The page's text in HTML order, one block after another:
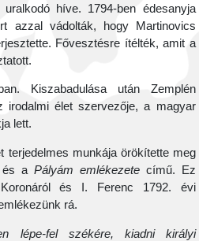
híve. 1794-ben édesanyja
azzal vádolták, hogy Martinovics
Fővesztésre ítélték, amit a
Kiszabadulása után Zemplén
irodalmi élet szervezője, a magyar
lett.
terjedelmes munkája örökítette meg
és a Pályám emlékezetecímű. Ez
és I. Ferenc 1792. évi
rá.
lépe-fel székére, kiadni királyi